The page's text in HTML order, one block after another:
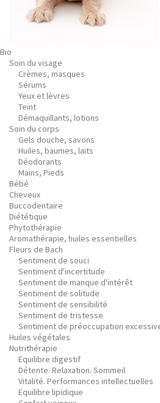
Bio
Soin du visage
Crèmes, masques
Sérums
Yeux et lèvres
Teint
Démaquillants, lotions
Soin du corps
Gels douche, savons
Huiles, baumes, laits
Déodorants
Mains, Pieds
Bébé
Cheveux
Buccodentaire
Diététique
Phytothérapie
Aromathérapie, huiles essentielles
Fleurs de Bach
Sentiment de souci
Sentiment d'incertitude
Sentiment de manque d'intérêt
Sentiment de solitude
Sentiment de sensibilité
Sentiment de tristesse
Sentiment de préoccupation
Huiles végétales
Nutrithérapie
Equilibre digestif
Détente. Relaxation. Sommeil
Vitalité. Performances intellectuelles
Equilibre lipidique